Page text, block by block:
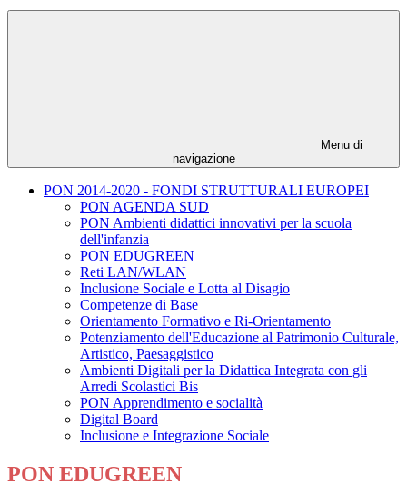
Menu di
navigazione
PON 2014-2020 - FONDI STRUTTURALI EUROPEI
PON AGENDA SUD
PON Ambienti didattici innovativi per la scuola
dell'infanzia
PON EDUGREEN
Reti LAN/WLAN
Inclusione Sociale e Lotta al Disagio
Competenze di Base
Orientamento Formativo e Ri-Orientamento
Potenziamento dell'Educazione al Patrimonio Culturale,
Artistico, Paesaggistico
Ambienti Digitali per la Didattica Integrata con gli
Arredi Scolastici Bis
PON Apprendimento e socialità
Digital Board
Inclusione e Integrazione Sociale
PON EDUGREEN